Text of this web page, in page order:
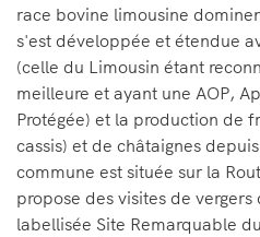
race bovine limousine
s'est développée et étendue
(celle du Limousin étant
meilleure et ayant une AOP,
Protégée) et la production de
cassis) et de châtaignes
commune est située sur la
propose des visites de
labellisée Site Remarquable